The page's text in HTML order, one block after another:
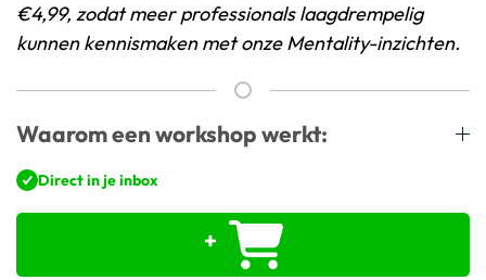
€4,99, zodat meer professionals laagdrempelig
kunnen kennismaken met onze Mentality-inzichten.
Waarom een workshop werkt:
Direct in je inbox
+